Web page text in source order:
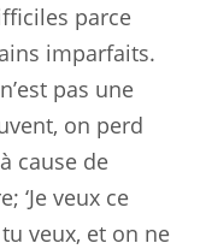
parce
imparfaits.
pas une
on perd
cause de
‘Je veux ce
veux, et on ne